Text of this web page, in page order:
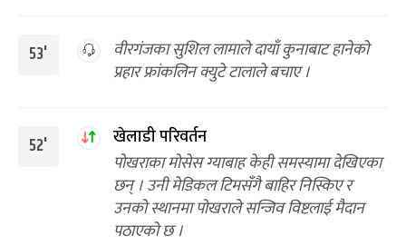
53'
वीरगंजका सुशिल लामाले दायाँ कुनाबाट हानेको
प्रहार फ्रांकलिन क्युटे टालाले बचाए ।
52'
खेलाडी परिवर्तन
पोखराका मोसेस ग्याबाह केही समस्यामा देखिएका
छन् । उनी मेडिकल टिमसँगै बाहिर निस्किए र
उनको स्थानमा पोखराले सन्जिव विष्टलाई मैदान
पठाएको छ ।